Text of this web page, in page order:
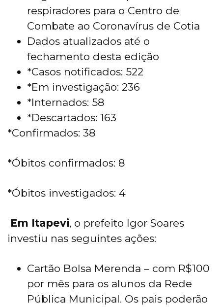
respiradores para o Centro de
Combate ao Coronavírus de Cotia
Dados atualizados até o
fechamento desta edição
*Casos notificados: 522
*Em investigação: 236
*Internados: 58
*Descartados: 163
*Confirmados: 38
*Óbitos confirmados: 8
*Óbitos investigados: 4
Em Itapevi, o prefeito Igor Soares
investiu nas seguintes ações:
Cartão Bolsa Merenda – com R$100
por mês para os alunos da Rede
Pública Municipal. Os pais poderão